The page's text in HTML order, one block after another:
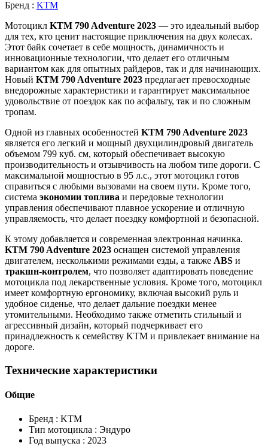
Бренд : KTM
Мотоцикл KTM 790 Adventure 2023 — это идеальный выбор
для тех, кто ценит настоящие приключения на двух колесах.
Этот байк сочетает в себе мощность, динамичность и
инновационные технологии, что делает его отличным
вариантом как для опытных райдеров, так и для начинающих.
Новый KTM 790 Adventure 2023 предлагает превосходные
внедорожные характеристики и гарантирует максимальное
удовольствие от поездок как по асфальту, так и по сложным
тропам.
Одной из главных особенностей KTM 790 Adventure 2023
является его легкий и мощный двухцилиндровый двигатель
объемом 799 куб. см, который обеспечивает высокую
производительность и отзывчивость на любом типе дороги. С
максимальной мощностью в 95 л.с., этот мотоцикл готов
справиться с любыми вызовами на своем пути. Кроме того,
система экономии топлива и передовые технологии
управления обеспечивают плавное ускорение и отличную
управляемость, что делает поездку комфортной и безопасной.
К этому добавляется и современная электронная начинка.
KTM 790 Adventure 2023 оснащен системой управления
двигателем, несколькими режимами езды, а также ABS и
тракшн-контролем, что позволяет адаптировать поведение
мотоцикла под лекарственные условия. Кроме того, мотоцикл
имеет комфортную ергономику, включая высокий руль и
удобное сиденье, что делает дальние поездки менее
утомительными. Необходимо также отметить стильный и
агрессивный дизайн, который подчеркивает его
принадлежность к семейству KTM и привлекает внимание на
дороге.
Технические характеристики
Общие
Бренд : KTM
Тип мотоцикла : Эндуро
Год выпуска : 2023